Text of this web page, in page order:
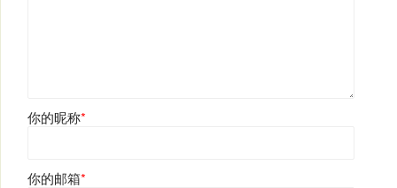
你的昵称*
你的邮箱*